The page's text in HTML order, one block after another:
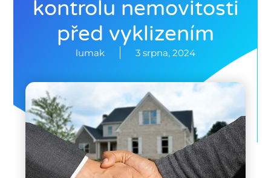
kontrolu nemovitosti
před vyklizením
lumak 3 srpna, 2024